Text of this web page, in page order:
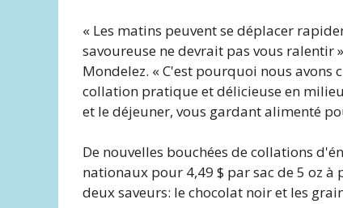
« Les matins peuvent se déplacer
savoureuse ne devrait pas vous ralentir
Mondelez. « C'est pourquoi nous avons
collation pratique et délicieuse en
et le déjeuner, vous gardant alimenté
De nouvelles bouchées de collations
nationaux pour 4,49 $ par sac de 5 oz
deux saveurs: le chocolat noir et les